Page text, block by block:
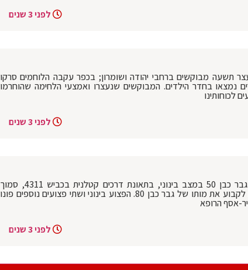
לפני 3 שנים
תשעה מבוקשים ברחבי יהודה ושומרון; בכפר עקבה הלוחמים סרקו
נמצאו בחדר הילדים. המבוקשים שנעצרו ואמצעי הלחימה שהוחרמו
לכוחותינו
לפני 3 שנים
הקטל בדרכים: הרוג ושלושה פצועים, בהם גבר כבן 50 במצב בינוני, בתאונת דרכים קטלנית בכביש 4311, סמוך
לפלמחים. צוותי מד"א שהגיעו למקום נאלצו לקבוע את מותו של גבר כבן 80. הפצוע בינוני ושתי פצועים נוספים פונו
אסף הרופא
לפני 3 שנים